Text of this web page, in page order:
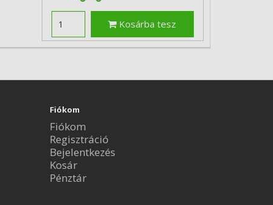
Kosárba tesz
Fiókom
Fiókom
Regisztráció
Bejelentkezés
Kosár
Pénztár